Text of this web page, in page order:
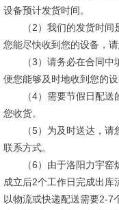
设备预计发货时间。
（2）我们的发货时间是
您能尽快收到您的设备，请
（3）请务必在合同中填
便您能够及时地收到您的设
（4）需要节假日配送
您收货。
（5）为及时送达，请您
联系方式。
（6）由于洛阳力宇窑
成立后2个工作日完成出库
以物流或快递配送需要2-7